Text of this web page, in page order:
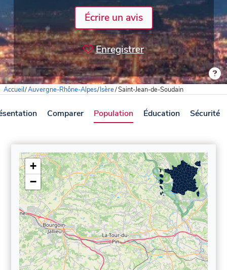
Écrire un avis
Enregistrer
Accueil/Auvergne-Rhône-Alpes/Isère/Saint-Jean-de-Soudain
Comparer Population Éducation Sécurité
+
−